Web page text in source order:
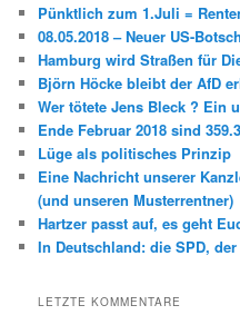
Pünktlich zum 1.Juli =
08.05.2018 – Neuer US-
Hamburg wird Straßen für
Björn Höcke bleibt der AfD
Wer tötete Jens Bleck ? Ein
Ende Februar 2018 sind
Lüge als politisches Prinzip
Eine Nachricht unserer
(und unseren Musterrentner)
Hartzer passt auf, es geht
In Deutschland: die SPD,
LETZTE KOMMENTARE